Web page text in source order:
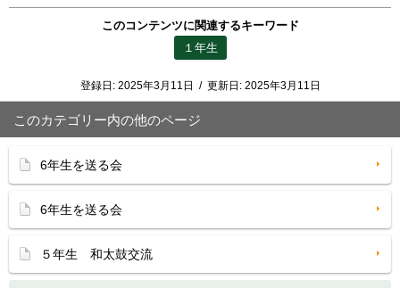
このコンテンツに関連するキーワード
１年生
登録日: 2025年3月11日 / 更新日: 2025年3月11日
このカテゴリー内の他のページ
6年生を送る会
6年生を送る会
５年生 和太鼓交流